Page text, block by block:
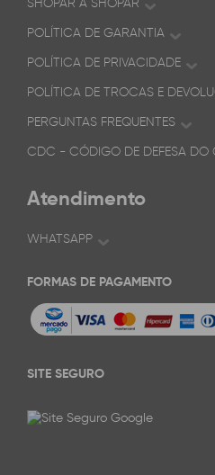
SHOPAR A SHOPAR
POLÍTICA DE GARANTIA
POLÍTICA DE PRIVACIDADE
POLÍTICA DE TROCAS E
PERGUNTAS FREQUENTES
CDC - CÓDIGO DE DEFESA DO
Atendimento
WHATSAPP
FORMAS DE PAGAMENTO
SITE SEGURO